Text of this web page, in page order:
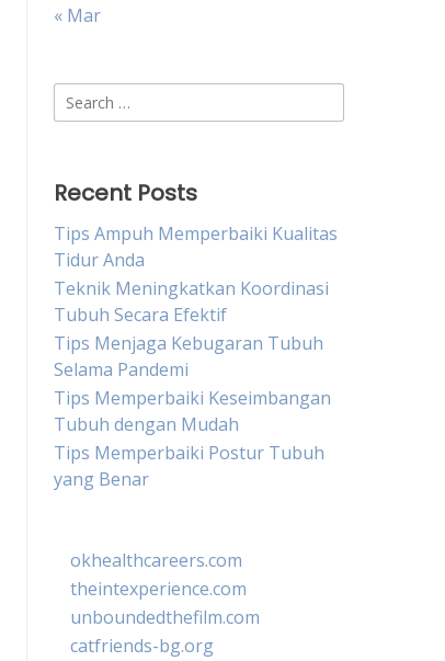
« Mar
Search
for:
Recent Posts
Tips Ampuh Memperbaiki Kualitas
Tidur Anda
Teknik Meningkatkan Koordinasi
Tubuh Secara Efektif
Tips Menjaga Kebugaran Tubuh
Selama Pandemi
Tips Memperbaiki Keseimbangan
Tubuh dengan Mudah
Tips Memperbaiki Postur Tubuh
yang Benar
okhealthcareers.com
theintexperience.com
unboundedthefilm.com
catfriends-bg.org